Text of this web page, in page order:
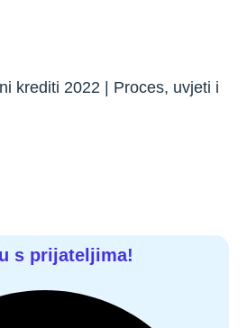
krediti 2022 | Proces, uvjeti i
s prijateljima!